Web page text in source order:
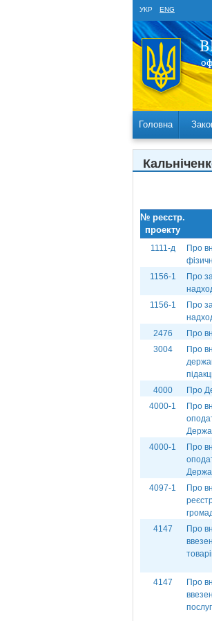
УКР ENG
Головна
№ реєстр.
проекту
1111-д
Про
1156-1
Про
1156-1
Про
2476 Про
3004
Про
4000 Про
4000-1
Про
4000-1
Про
4097-1
Про
4147
Про
4147
Про